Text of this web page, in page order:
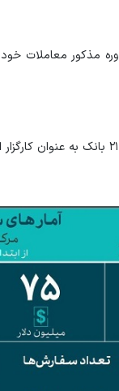
طی دوره مذکور